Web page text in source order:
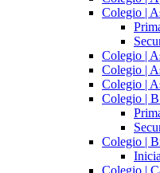
Colegio |
Colegio |
Colegio |
Colegio |
Colegio |
Colegio |